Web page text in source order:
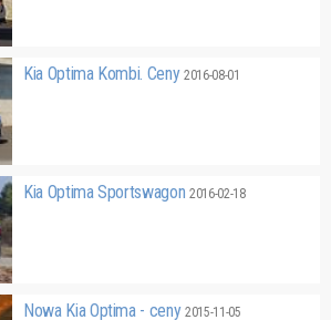
Kia Optima Kombi. Ceny 2016-08-01
Kia Optima Sportswagon 2016-02-18
Nowa Kia Optima - ceny 2015-11-05